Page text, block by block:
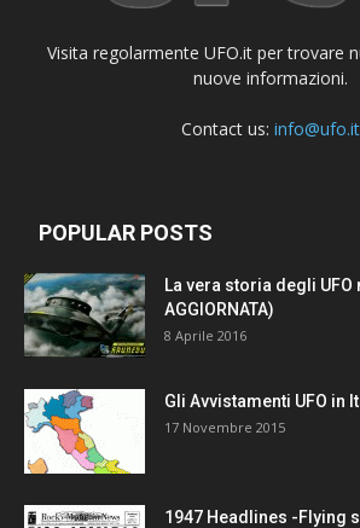
Visita regolarmente UFO.it per trovare
nuove informazioni.
Contact us: info@ufo.it
POPULAR POSTS
La vera storia degli UFO
AGGIORNATA)
8 Aprile 2016
Gli Avvistamenti UFO in
17 Novembre 2015
1947 Headlines -Flying